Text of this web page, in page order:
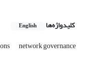
کلیدواژه‌ها English
network governance